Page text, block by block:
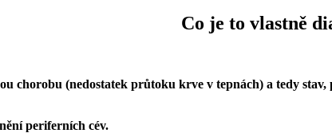
Co je to vlastně
chorobu (nedostatek průtoku krve v tepnách) a tedy
periferních cév.